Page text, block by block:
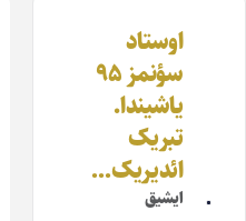
اوستاد
سؤنمز ۹۵
یاشیندا.
تبریک
ائدیریک…
ایشیق